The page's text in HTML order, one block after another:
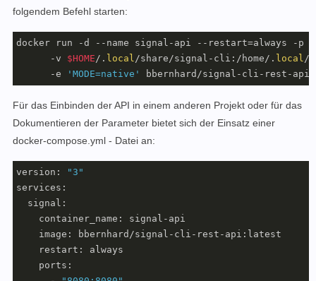
folgendem Befehl starten:
docker run -d --name signal-api --restart=always -p
      -v
$HOME /. local /share/signal-cli:/home/. local /
      -e
'MODE=native' bbernhard/signal-cli-rest-api
Für das Einbinden der API in einem anderen Projekt oder für das
Dokumentieren der Parameter bietet sich der Einsatz einer
docker-compose.yml - Datei an:
version:
"3"
services:
  signal:
    container_name: signal-api
    image: bbernhard/signal-cli-rest-api:latest
    restart: always
    ports: